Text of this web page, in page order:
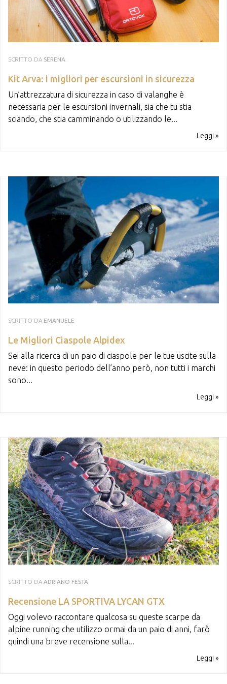
SCRITTO DA SERENA
Kit Arva: i migliori per escursioni in sicurezza
Un’attrezzatura di sicurezza in caso di valanghe è
necessaria per le escursioni invernali, sia che tu stia
sciando, che stia camminando o utilizzando le...
Leggi »
SCRITTO DA EMANUELE
Le Migliori Ciaspole Alpidex
Sei alla ricerca di un paio di ciaspole per le tue uscite sulla
neve: in questo periodo dell’anno però, non tutti i marchi
sono...
Leggi »
SCRITTO DA ADRIANO FESTA
Recensione LA SPORTIVA LYCAN GTX
Oggi volevo raccontare qualcosa su queste scarpe da
alpine running che utilizzo ormai da un paio di anni, farò
quindi una breve recensione sulla...
Leggi »